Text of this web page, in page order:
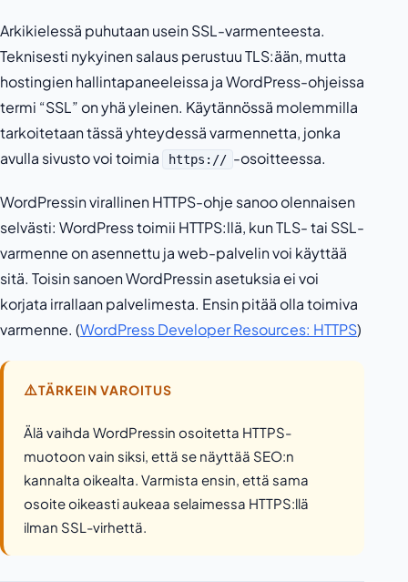
Arkikielessä puhutaan usein SSL-varmenteesta.
Teknisesti nykyinen salaus perustuu TLS:ään, mutta
hostingien hallintapaneeleissa ja WordPress-ohjeissa
termi “SSL” on yhä yleinen. Käytännössä molemmilla
tarkoitetaan tässä yhteydessä varmennetta, jonka
avulla sivusto voi toimia
https:// -osoitteessa.
WordPressin virallinen HTTPS-ohje sanoo olennaisen
selvästi: WordPress toimii HTTPS:llä, kun TLS- tai SSL-
varmenne on asennettu ja web-palvelin voi käyttää
sitä. Toisin sanoen WordPressin asetuksia ei voi
korjata irrallaan palvelimesta. Ensin pitää olla toimiva
varmenne. (WordPress Developer Resources: HTTPS)
⚠️TÄRKEIN VAROITUS
Älä vaihda WordPressin osoitetta HTTPS-
muotoon vain siksi, että se näyttää SEO:n
kannalta oikealta. Varmista ensin, että sama
osoite oikeasti aukeaa selaimessa HTTPS:llä
ilman SSL-virhettä.